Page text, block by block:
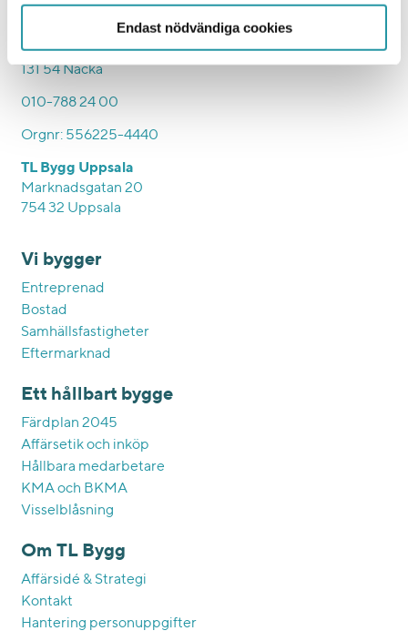
Endast nödvändiga cookies
Hesselmans Torg 5
131 54 Nacka
010-788 24 00
Orgnr: 556225-4440
TL Bygg Uppsala
Marknadsgatan 20
754 32 Uppsala
Vi bygger
Entreprenad
Bostad
Samhällsfastigheter
Eftermarknad
Ett hållbart bygge
Färdplan 2045
Affärsetik och inköp
Hållbara medarbetare
KMA och BKMA
Visselblåsning
Om TL Bygg
Affärsidé & Strategi
Kontakt
Hantering personuppgifter